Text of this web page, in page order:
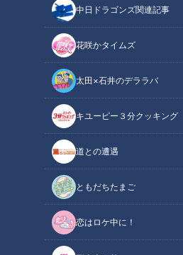
中日ドラゴンズ関連記事
花咲かタイムズ
太田×石井のデララバ
キユーピー３分クッキング
道との遭遇
ともだちたまご
恋はロケ中に！
チャント！
「チャント！」特集
病院や福祉施設などに欠かせない
性の年齢は、なんと97歳。看護一
り、いまも働き続ける理由とは・